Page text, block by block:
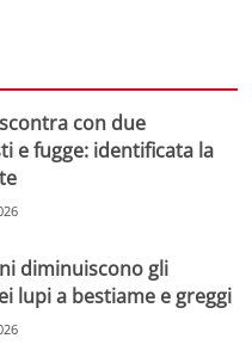
con due
e fugge: identificata la
diminuiscono gli
lupi a bestiame e greggi